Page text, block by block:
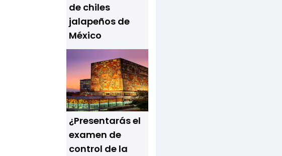
de chiles
jalapeños de
México
¿Presentarás el
examen de
control de la